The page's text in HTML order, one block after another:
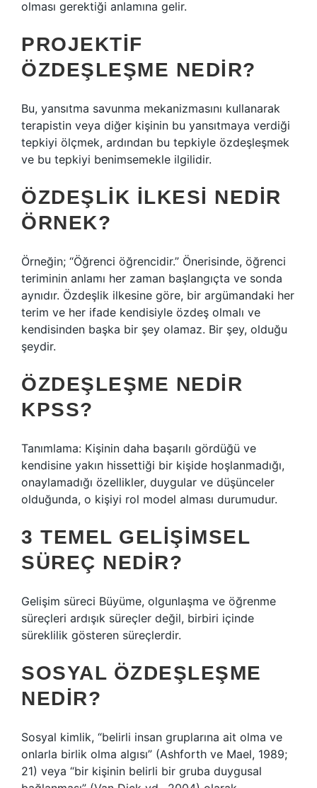
olması gerektiği anlamına gelir.
PROJEKTIF
ÖZDEŞLEŞME NEDIR?
Bu, yansıtma savunma mekanizmasını kullanarak
terapistin veya diğer kişinin bu yansıtmaya verdiği
tepkiyi ölçmek, ardından bu tepkiyle özdeşleşmek
ve bu tepkiyi benimsemekle ilgilidir.
ÖZDEŞLIK ILKESI NEDIR
ÖRNEK?
Örneğin; “Öğrenci öğrencidir.” Önerisinde, öğrenci
teriminin anlamı her zaman başlangıçta ve sonda
aynıdır. Özdeşlik ilkesine göre, bir argümandaki her
terim ve her ifade kendisiyle özdeş olmalı ve
kendisinden başka bir şey olamaz. Bir şey, olduğu
şeydir.
ÖZDEŞLEŞME NEDIR
KPSS?
Tanımlama: Kişinin daha başarılı gördüğü ve
kendisine yakın hissettiği bir kişide hoşlanmadığı,
onaylamadığı özellikler, duygular ve düşünceler
olduğunda, o kişiyi rol model alması durumudur.
3 TEMEL GELIŞIMSEL
SÜREÇ NEDIR?
Gelişim süreci Büyüme, olgunlaşma ve öğrenme
süreçleri ardışık süreçler değil, birbiri içinde
süreklilik gösteren süreçlerdir.
SOSYAL ÖZDEŞLEŞME
NEDIR?
Sosyal kimlik, “belirli insan gruplarına ait olma ve
onlarla birlik olma algısı” (Ashforth ve Mael, 1989;
21) veya “bir kişinin belirli bir gruba duygusal